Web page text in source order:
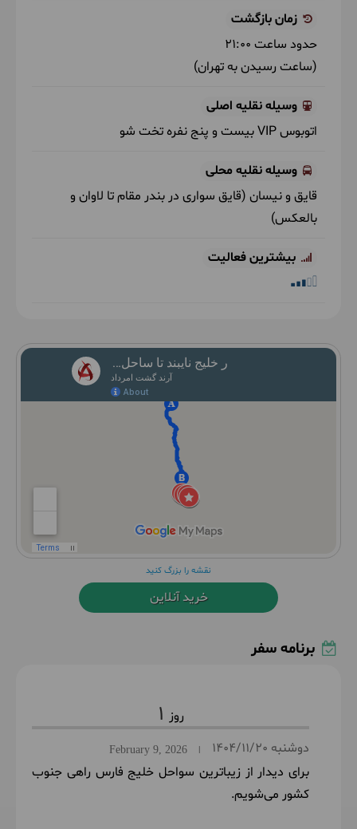
زمان بازگشت
حدود ساعت 21:00
(ساعت رسیدن به تهران)
وسیله نقلیه اصلی
اتوبوس VIP بیست و پنج نفره تخت شو
وسیله نقلیه محلی
قایق و نیسان (قایق سواری در بندر مقام تا لاوان و
بالعکس)
بیشترین فعالیت
نقشه را بزرگ کنید
خرید آنلاین
برنامه سفر
1
دوشنبه 1404/11/20
February 9, 2026
برای دیدار از زیباترین سواحل خلیج فارس راهی جنوب
کشور می‌شویم.